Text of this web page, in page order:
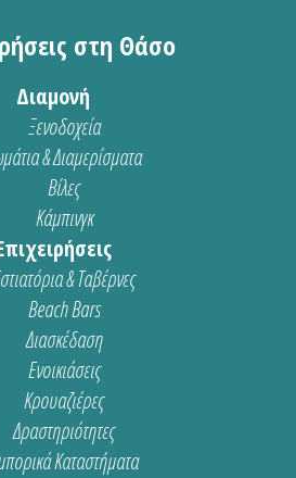
στη Θάσο
Διαμονή
Ξενοδοχεία
& Διαμερίσματα
Βίλες
Κάμπινγκ
& Ταβέρνες
Beach Bars
Διασκέδαση
Ενοικιάσεις
Κρουαζιέρες
Δραστηριότητες
Καταστήματα